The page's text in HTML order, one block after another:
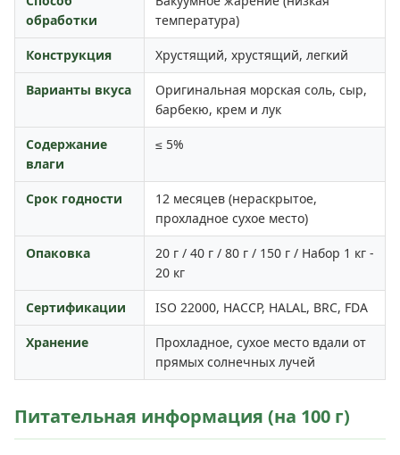
обработки
температура)
Конструкция Хрустящий, хрустящий, легкий
Варианты вкуса
Оригинальная морская соль, сыр,
барбекю, крем и лук
Содержание
влаги
≤ 5%
Срок годности
12 месяцев (нераскрытое,
прохладное сухое место)
Опаковка
20 г / 40 г / 80 г / 150 г / Набор 1 кг -
20 кг
Сертификации ISO 22000, HACCP, HALAL, BRC, FDA
Хранение
Прохладное, сухое место вдали от
прямых солнечных лучей
Питательная информация (на 100 г)